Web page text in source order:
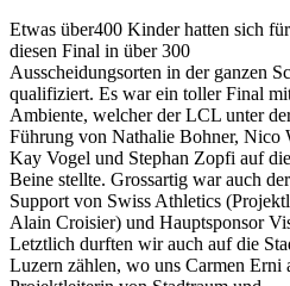
Etwas über400 Kinder hatten sich für
diesen Final in über 300
Ausscheidungsorten in der ganzen
qualifiziert. Es war ein toller Final
Ambiente, welcher der LCL unter
Führung von Nathalie Bohner, Nico
Kay Vogel und Stephan Zopfi auf die
Beine stellte. Grossartig war auch der
Support von Swiss Athletics
Alain Croisier) und Hauptsponsor
Letztlich durften wir auch auf die
Luzern zählen, wo uns Carmen Erni